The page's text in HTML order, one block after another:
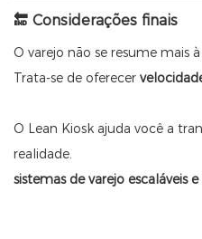
🔚 Considerações finais
O varejo não se resume mais
Trata-se de oferecer
O Lean Kiosk ajuda você a
realidade.
sistemas de varejo escaláveis